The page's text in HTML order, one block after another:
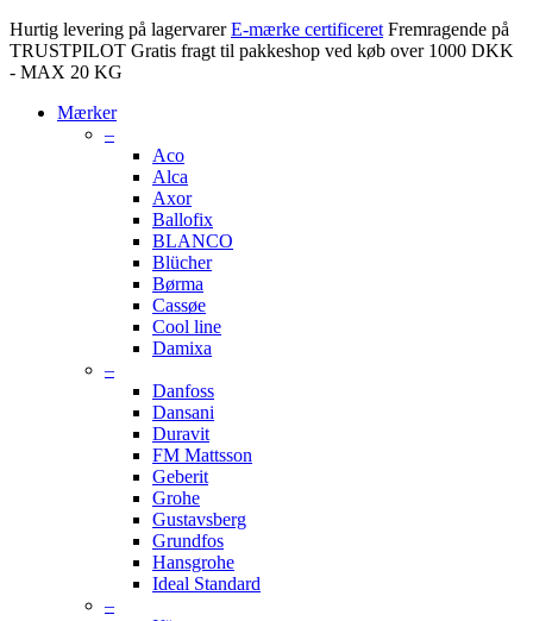
Hurtig levering på lagervarer E-mærke certificeret Fremragende på
TRUSTPILOT Gratis fragt til pakkeshop ved køb over 1000 DKK
- MAX 20 KG
Mærker
–
Aco
Alca
Axor
Ballofix
BLANCO
Blücher
Børma
Cassøe
Cool line
Damixa
–
Danfoss
Dansani
Duravit
FM Mattsson
Geberit
Grohe
Gustavsberg
Grundfos
Hansgrohe
Ideal Standard
–